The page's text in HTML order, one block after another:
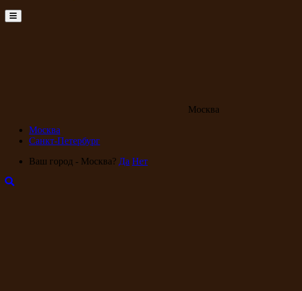
Menu
Москва
Москва
Санкт-Петербург
Ваш город - Москва? Да Нет